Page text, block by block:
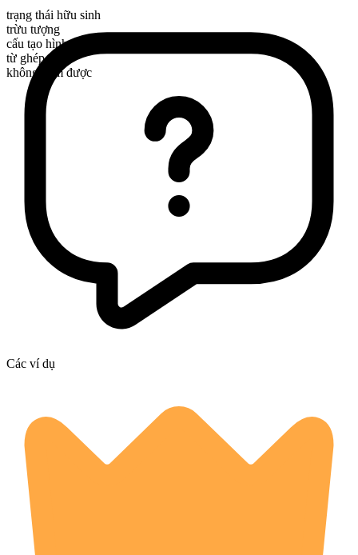
trạng thái hữu sinh
trừu tượng
cấu tạo hình thái
từ ghép
không đếm được
Các ví dụ